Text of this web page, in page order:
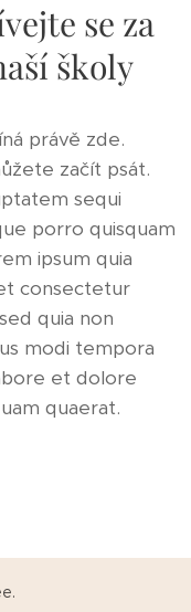
se za
školy
právě zde.
začít psát.
sequi
porro quisquam
ipsum quia
consectetur
quia non
modi tempora
et dolore
quaerat.